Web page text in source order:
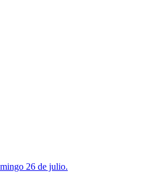
26 de julio.